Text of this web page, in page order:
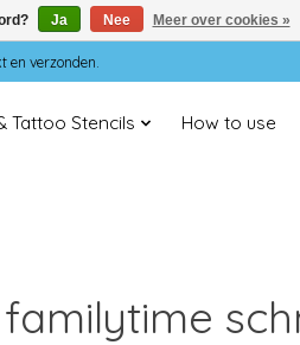
verzonden.
Tattoo Stencils How to use
Ja Nee Meer over cookies »